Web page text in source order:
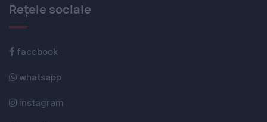
Rețele sociale
facebook
whatsapp
instagram